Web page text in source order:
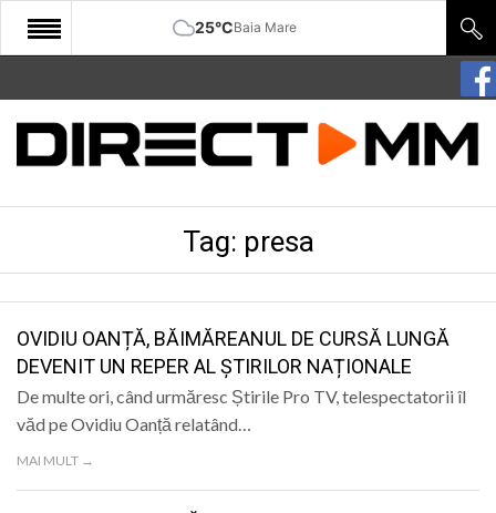
25°CBaia Mare
START
COMUNITATE
SANATATE
SPORT
SPECIAL
POLITIC
Tag: presa
OVIDIU OANȚĂ, BĂIMĂREANUL DE CURSĂ LUNGĂ
DEVENIT UN REPER AL ȘTIRILOR NAȚIONALE
De multe ori, când urmăresc Știrile Pro TV, telespectatorii îl
văd pe Ovidiu Oanță relatând…
MAI MULT →